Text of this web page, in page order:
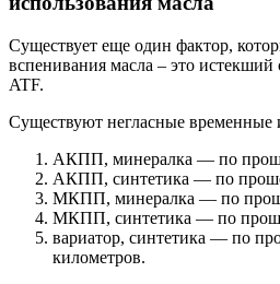
Существует еще один фактор,
вспенивания масла – это
ATF.
Существуют негласные временные
АКПП, минералка — по
АКПП, синтетика — по
МКПП, минералка — по
МКПП, синтетика — по
вариатор, синтетика — по
километров.